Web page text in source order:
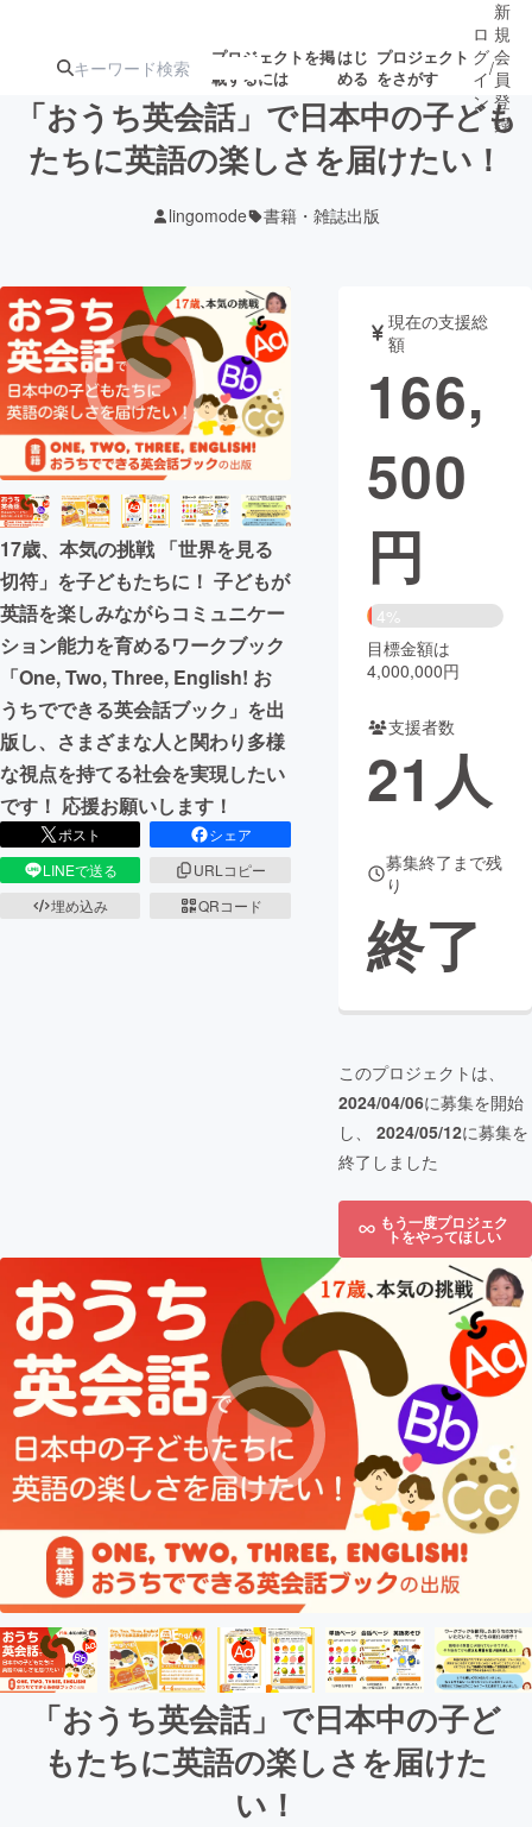
プロジェクトを掲
載するには
はじ
める
プロジェクト
をさがす
注目の新着プロ
ジェクト
募集終了が近いプ
ロジェクト
アート・写真 音楽
テクノロジー・ガジェット ゲーム・サ
映像・映画
ビジネス・起業
まちづくり・地域活性化
CAMPFIRE for Social Good
CAMPFIRE Creation
CAMPFIREふるさと納税
コミュニティ
ロ
グ
イ
ン
/
新
規
会
員
登
録
「おうち英会話」で日本中の子ども
たちに英語の楽しさを届けたい！
lingomode 書籍・雑誌出版
17歳、本気の挑戦 「世界を見る
切符」を子どもたちに！ 子どもが
英語を楽しみながらコミュニケー
ション能力を育めるワークブック
「One, Two, Three, English! お
うちでできる英会話ブック」を出
版し、さまざまな人と関わり多様
な視点を持てる社会を実現したい
です！ 応援お願いします！
ポスト
シェア
LINEで送る
URLコピー
埋め込み
QRコード
現在の支援総
額
166,
500
円
4%
目標金額は
4,000,000円
支援者数
21 人
募集終了まで残
り
終了
このプロジェクトは、
2024/04/06に募集を開始
し、 2024/05/12に募集を
終了しました
もう一度プロジェク
トをやってほしい
「おうち英会話」で日本中の子ど
もたちに英語の楽しさを届けた
い！